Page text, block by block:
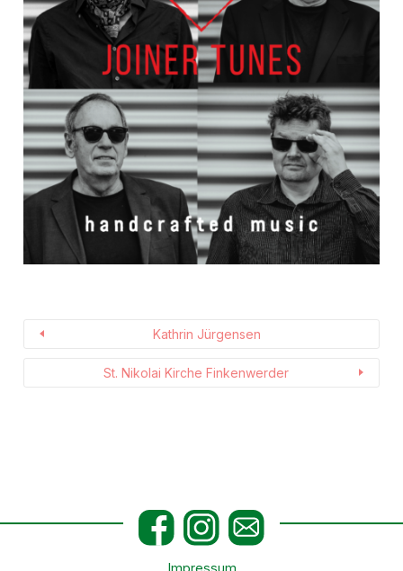
Kathrin Jürgensen
St. Nikolai Kirche Finkenwerder